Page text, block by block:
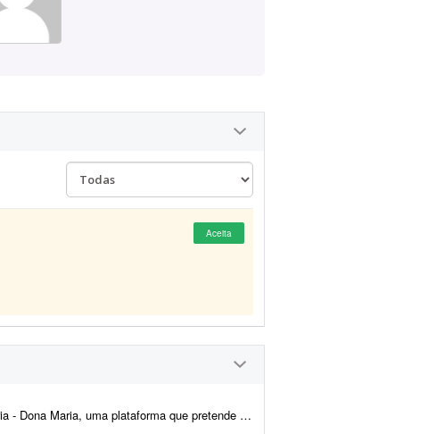
Aceita
pessoas que precisam de serviços com pessoas que querem trabalhar, fazer renda...